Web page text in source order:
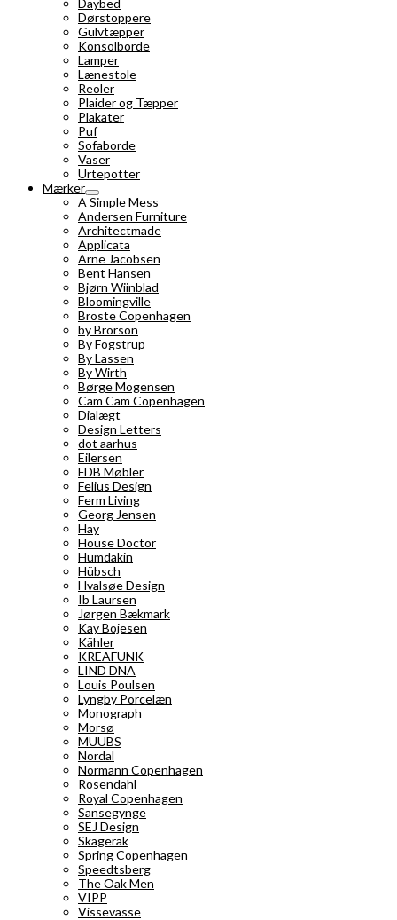
Daybed
Dørstoppere
Gulvtæpper
Konsolborde
Lamper
Lænestole
Reoler
Plaider og Tæpper
Plakater
Puf
Sofaborde
Vaser
Urtepotter
Mærker
A Simple Mess
Andersen Furniture
Architectmade
Applicata
Arne Jacobsen
Bent Hansen
Bjørn Wiinblad
Bloomingville
Broste Copenhagen
by Brorson
By Fogstrup
By Lassen
By Wirth
Børge Mogensen
Cam Cam Copenhagen
Dialægt
Design Letters
dot aarhus
Eilersen
FDB Møbler
Felius Design
Ferm Living
Georg Jensen
Hay
House Doctor
Humdakin
Hübsch
Hvalsøe Design
Ib Laursen
Jørgen Bækmark
Kay Bojesen
Kähler
KREAFUNK
LIND DNA
Louis Poulsen
Lyngby Porcelæn
Monograph
Morsø
MUUBS
Nordal
Normann Copenhagen
Rosendahl
Royal Copenhagen
Sansegynge
SEJ Design
Skagerak
Spring Copenhagen
Speedtsberg
The Oak Men
VIPP
Vissevasse